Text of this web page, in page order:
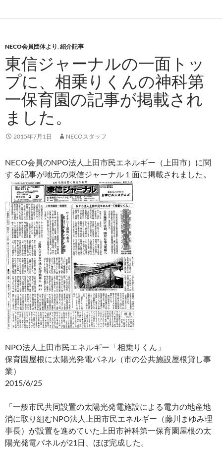
NECO会員団体より,紹介記事
東信ジャーナルの一面トッ
プに、相乗りくんの神科第
一保育園の記事が掲載され
ました。
2015年7月1日 NECOスタッフ
NECO会員のNPO法人上田市民エネルギー（上田市）に関
する記事が地元の東信ジャーナル１面に掲載されました。
NPO法人上田市民エネルギー「相乗りくん」
保育園屋根に太陽光発電パネル（市の公共施設屋根貸し事
業）
2015/6/25
「一般市民共同設置の太陽光発電施設による電力の地産地
消に取り組むNPO法人上田市民エネルギー（藤川まゆみ理
事長）が設置を進めていた上田市神科第一保育園屋根の太
陽光発電パネルが21日、ほぼ完成した。